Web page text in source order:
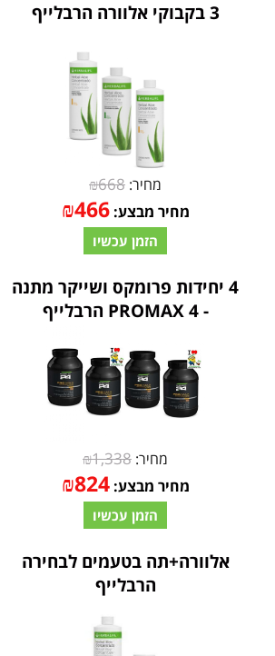
3 בקבוקי אלוורה הרבלייף
מחיר: ₪668
מחיר מבצע: ₪466
הזמן עכשיו
4 יחידות פרומקס ושייקר מתנה
- PROMAX 4 הרבלייף
מחיר: ₪1,338
מחיר מבצע: ₪824
הזמן עכשיו
אלוורה+תה בטעמים לבחירה
הרבלייף